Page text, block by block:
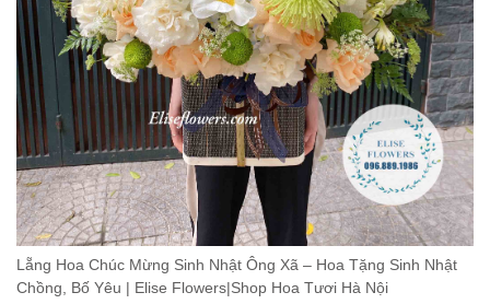
Lẵng Hoa Chúc Mừng Sinh Nhật Ông Xã – Hoa Tặng Sinh Nhật
Chồng, Bố Yêu | Elise Flowers|Shop Hoa Tươi Hà Nội